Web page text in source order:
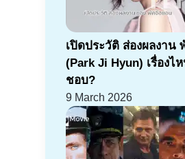
เปิดประวัติ ส่องผลงาน
(Park Ji Hyun) เรื่อง
ชอบ?
9 March 2026